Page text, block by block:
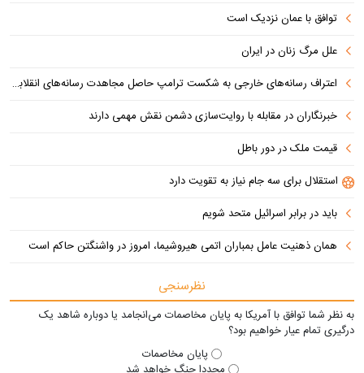
توافق با عمان نزدیک است
علل مرگ زنان در ایران
اعتراف رسانه‌های خارجی به شکست ترامپ حاصل مجاهدت رسانه‌های انقلابی است
خبرنگاران در مقابله با روایت‌سازی دشمن نقش مهمی دارند
قیمت ملک در دور باطل
استقلال برای سه جام نیاز به تقویت دارد
باید در برابر اسرائیل متحد شویم
همان ذهنیت عامل بمباران اتمی هیروشیما، امروز در واشنگتن حاکم است
نظرسنجی
به نظر شما توافق با آمریکا به پایان مخاصمات می‌انجامد یا دوباره شاهد یک
درگیری تمام عیار خواهیم بود؟
پایان مخاصمات